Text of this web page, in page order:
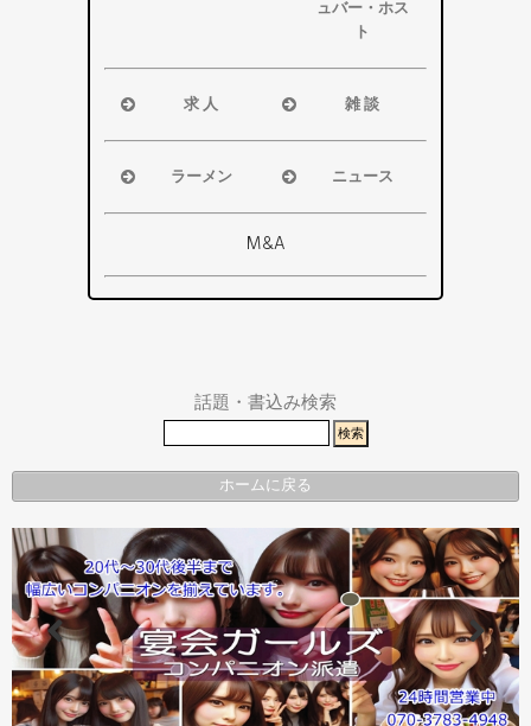
ア
掛川市
その他エリ
ア
ュバー・ホス
ト
浜松市
磐田市・袋
その他エリ
ア
求 人
浜松市
磐田市
ア
雑 談
浜松市
磐田市
ラーメン
浜松市
袋井市
掛川市
ニュース
浜松市・磐
袋井市・掛
川市
M&A
話題・書込み検索
ホームに戻る